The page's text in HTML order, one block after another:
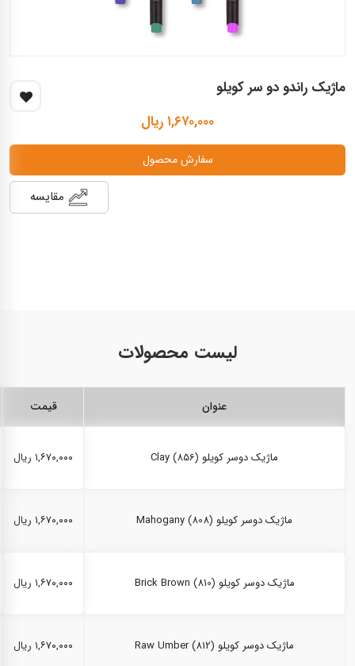
ماژیک راندو دو سر کویلو
۱,۶۷۰,۰۰۰ ریال
سفارش محصول
مقایسه
لیست محصولات
عنوان قیمت
ماژیک دوسر کویلو Clay (856) ۱,۶۷۰,۰۰۰ ریال
ماژیک دوسر کویلو Mahogany (808) ۱,۶۷۰,۰۰۰ ریال
ماژیک دوسر کویلو Brick Brown (810) ۱,۶۷۰,۰۰۰ ریال
ماژیک دوسر کویلو Raw Umber (812) ۱,۶۷۰,۰۰۰ ریال